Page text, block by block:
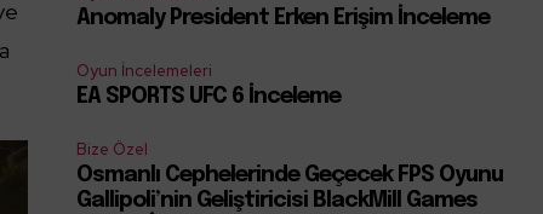
Anomaly President Erken Erişim İnceleme
Oyun İncelemeleri
EA SPORTS UFC 6 İnceleme
Bize Özel
Osmanlı Cephelerinde Geçecek FPS Oyunu
Gallipoli’nin Geliştiricisi BlackMill Games